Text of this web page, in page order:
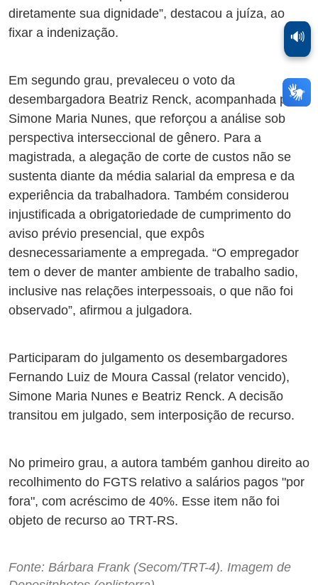
diretamente sua dignidade”, destacou a juíza, ao
fixar a indenização.
Em segundo grau, prevaleceu o voto da
desembargadora Beatriz Renck, acompanhada por
Simone Maria Nunes, que reforçou a análise sob
perspectiva interseccional de gênero. Para a
magistrada, a alegação de corte de custos não se
sustenta diante da média salarial da empresa e da
experiência da trabalhadora. Também considerou
injustificada a obrigatoriedade de cumprimento do
aviso prévio presencial, que expôs
desnecessariamente a empregada. “O empregador
tem o dever de manter ambiente de trabalho sadio,
inclusive nas relações interpessoais, o que não foi
observado”, afirmou a julgadora.
Participaram do julgamento os desembargadores
Fernando Luiz de Moura Cassal (relator vencido),
Simone Maria Nunes e Beatriz Renck. A decisão
transitou em julgado, sem interposição de recurso.
No primeiro grau, a autora também ganhou direito ao
recolhimento do FGTS relativo a salários pagos "por
fora", com acréscimo de 40%. Esse item não foi
objeto de recurso ao TRT-RS.
Fonte: Bárbara Frank (Secom/TRT-4). Imagem de
🔊